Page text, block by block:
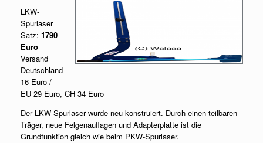
LKW-
Spurlaser
Satz: 1790
Euro
Versand
Deutschland
16 Euro /
EU 29 Euro, CH 34 Euro
Der LKW-Spurlaser wurde neu konstruiert. Durch einen teilbaren
Träger, neue Felgenauflagen und Adapterplatte ist die
Grundfunktion gleich wie beim PKW-Spurlaser.